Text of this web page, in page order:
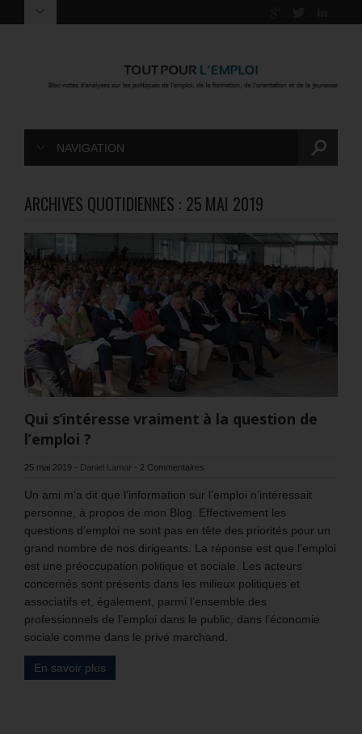
NAVIGATION
ARCHIVES QUOTIDIENNES : 25 MAI 2019
Qui s’intéresse vraiment à la question de
l’emploi ?
25 mai 2019 - Daniel Lamar - 2 Commentaires
Un ami m’a dit que l’information sur l’emploi n’intéressait
personne, à propos de mon Blog. Effectivement les
questions d’emploi ne sont pas en tête des priorités pour un
grand nombre de nos dirigeants. La réponse est que l’emploi
est une préoccupation politique et sociale. Les acteurs
concernés sont présents dans les milieux politiques et
associatifs et, également, parmi l’ensemble des
professionnels de l’emploi dans le public, dans l’économie
sociale comme dans le privé marchand.
En savoir plus